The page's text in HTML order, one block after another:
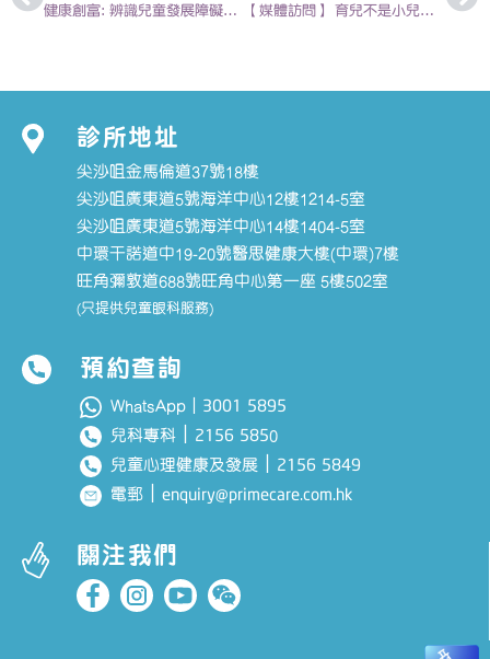
健康創富: 辨識兒童發展障礙及早尋求專業治療 2019-02-01 | 陳欣永醫生
【媒體訪問】 育兒不是小兒科 Part 2 2019-03-04| 陳欣永 – 香港兒科醫生
診所地址
尖沙咀金馬倫道37號18樓
尖沙咀廣東道5號海洋中心12樓1214-5室
尖沙咀廣東道5號海洋中心14樓1404-5室
中環干諾道中19-20號醫思健康大樓(中環)7樓
旺角彌敦道688號旺角中心第一座 5樓502室
(只提供兒童眼科服務)
預約查詢
WhatsApp｜ 3001 5895
兒科專科 2156 5850
兒童心理健康及發展
2156 5849
電郵 ｜enquiry@primecare.com.hk
關注我們